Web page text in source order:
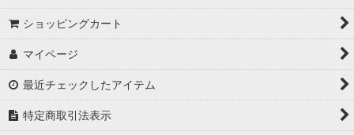
ショッピングカート
マイページ
最近チェックしたアイテム
特定商取引法表示